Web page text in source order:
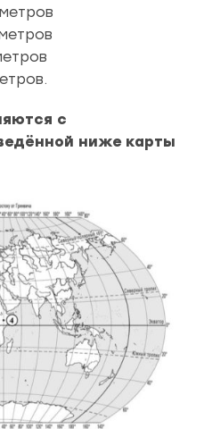
с
ниже карты